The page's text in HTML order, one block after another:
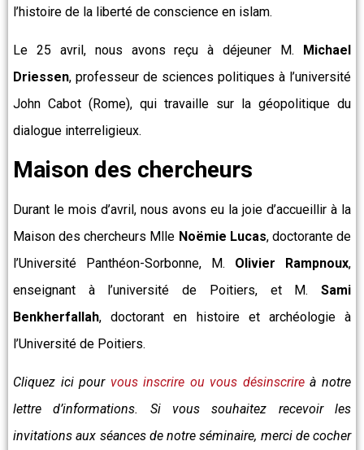
l’histoire de la liberté de conscience en islam.
Le 25 avril, nous avons reçu à déjeuner M.
Michael
Driessen, professeur de sciences politiques à l’université
John Cabot (Rome), qui travaille sur la géopolitique du
dialogue interreligieux.
Maison des chercheurs
Durant le mois d’avril, nous avons eu la joie d’accueillir à la
Maison des chercheurs Mlle Noëmie Lucas, doctorante de
l’Université Panthéon-Sorbonne, M. Olivier Rampnoux,
enseignant à l’université de Poitiers, et M. Sami
Benkherfallah, doctorant en histoire et archéologie à
l’Université de Poitiers.
Cliquez ici pour vous inscrire ou vous désinscrire à notre
lettre d’informations. Si vous souhaitez recevoir les
invitations aux séances de notre séminaire, merci de cocher